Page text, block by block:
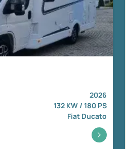
2026
132 KW / 180 PS
Fiat Ducato